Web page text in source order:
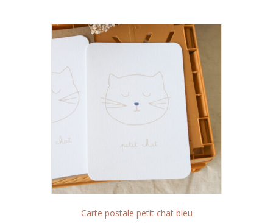
Carte postale petit chat bleu